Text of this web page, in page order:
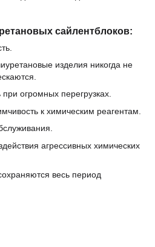
сайлентблоков:
изделия никогда не
огромных перегрузках.
к химическим реагентам.
агрессивных химических
весь период